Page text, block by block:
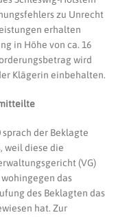
zu Unrecht
erhalten
in Höhe von ca. 16
wird
Klägerin einbehalten.
der Beklagte
weil diese die
(VG)
das
des Beklagten das
hat. Zur